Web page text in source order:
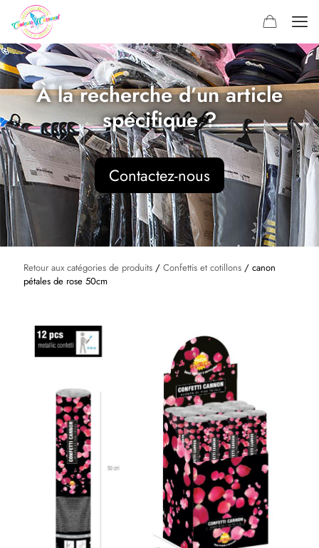
À la recherche d’un article
spécifique ?
Contactez-nous
Retour aux catégories de produits / Confettis et cotillons / canon
pétales de rose 50cm